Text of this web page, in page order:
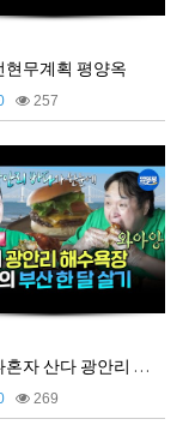
현무계획 평양옥
257
[맛집] 나혼자 산다 광안리 치즈버거
269
02:58:02
15:45:11